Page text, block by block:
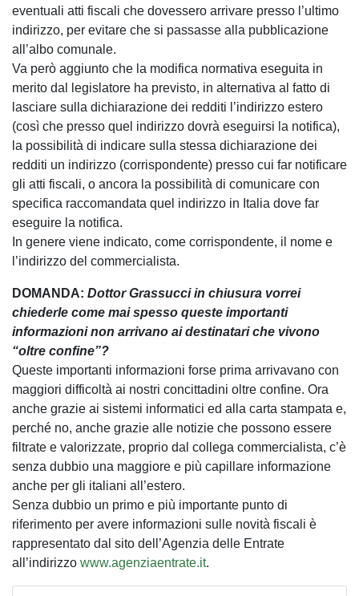
eventuali atti fiscali che dovessero arrivare presso l’ultimo
indirizzo, per evitare che si passasse alla pubblicazione
all’albo comunale.
Va però aggiunto che la modifica normativa eseguita in
merito dal legislatore ha previsto, in alternativa al fatto di
lasciare sulla dichiarazione dei redditi l’indirizzo estero
(così che presso quel indirizzo dovrà eseguirsi la notifica),
la possibilità di indicare sulla stessa dichiarazione dei
redditi un indirizzo (corrispondente) presso cui far notificare
gli atti fiscali, o ancora la possibilità di comunicare con
specifica raccomandata quel indirizzo in Italia dove far
eseguire la notifica.
In genere viene indicato, come corrispondente, il nome e
l’indirizzo del commercialista.
DOMANDA: Dottor Grassucci in chiusura vorrei
chiederle come mai spesso queste importanti
informazioni non arrivano ai destinatari che vivono
“oltre confine”?
Queste importanti informazioni forse prima arrivavano con
maggiori difficoltà ai nostri concittadini oltre confine. Ora
anche grazie ai sistemi informatici ed alla carta stampata e,
perché no, anche grazie alle notizie che possono essere
filtrate e valorizzate, proprio dal collega commercialista, c’è
senza dubbio una maggiore e più capillare informazione
anche per gli italiani all’estero.
Senza dubbio un primo e più importante punto di
riferimento per avere informazioni sulle novità fiscali è
rappresentato dal sito dell’Agenzia delle Entrate
all’indirizzo www.agenziaentrate.it.